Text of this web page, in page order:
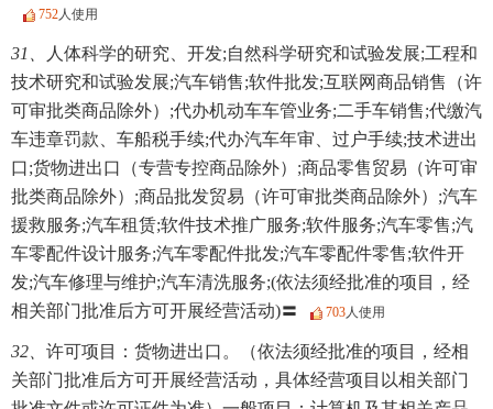
752人使用
31、
人体科学的研究、开发;自然科学研究和试验发展;工程和
技术研究和试验发展;汽车销售;软件批发;互联网商品销售（许
可审批类商品除外）;代办机动车车管业务;二手车销售;代缴汽
车违章罚款、车船税手续;代办汽车年审、过户手续;技术进出
口;货物进出口（专营专控商品除外）;商品零售贸易（许可审
批类商品除外）;商品批发贸易（许可审批类商品除外）;汽车
援救服务;汽车租赁;软件技术推广服务;软件服务;汽车零售;汽
车零配件设计服务;汽车零配件批发;汽车零配件零售;软件开
发;汽车修理与维护;汽车清洗服务;(依法须经批准的项目，经
相关部门批准后方可开展经营活动)〓
703人使用
32、 许可项目：货物进出口。（依法须经批准的项目，经相
关部门批准后方可开展经营活动，具体经营项目以相关部门